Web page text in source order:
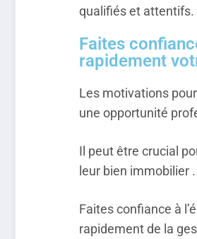
qualifiés et attentifs.
Faites
rapidement
Les motivations
une opportunité
Il peut être crucial
leur bien immobilier .
Faites confiance à
rapidement de la